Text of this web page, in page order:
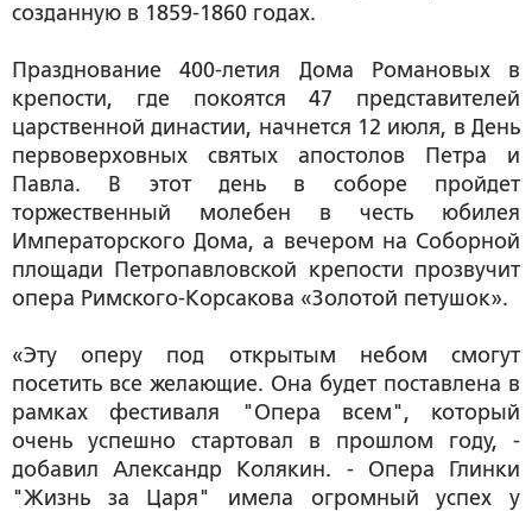
созданную в 1859-1860 годах.
Празднование 400-летия Дома Романовых в
крепости, где покоятся 47 представителей
царственной династии, начнется 12 июля, в День
первоверховных святых апостолов Петра и
Павла. В этот день в соборе пройдет
торжественный молебен в честь юбилея
Императорского Дома, а вечером на Соборной
площади Петропавловской крепости прозвучит
опера Римского-Корсакова «Золотой петушок».
«Эту оперу под открытым небом смогут
посетить все желающие. Она будет поставлена в
рамках фестиваля "Опера всем", который
очень успешно стартовал в прошлом году, -
добавил Александр Колякин. - Опера Глинки
"Жизнь за Царя" имела огромный успех у